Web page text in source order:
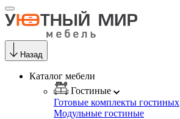
Назад
Каталог мебели
Гостиные
Готовые комплекты гостиных
Модульные гостиные